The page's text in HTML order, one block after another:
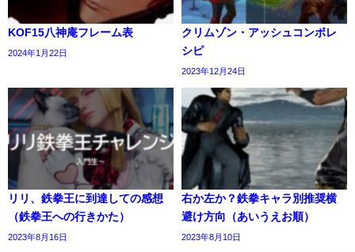
KOF15八神庵フレーム表
2024年1月22日
クリムゾン・アッシュコンボレ
シピ
2023年12月24日
リリ、鉄拳王に到達しての感想
（鉄拳王への行きかた）
2023年8月16日
右か左か？鉄拳キャラ別推奨横
避け方向（あいうえお順）
2023年8月10日